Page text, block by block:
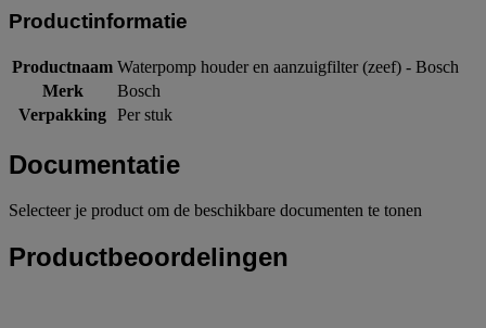
Productinformatie
Productnaam Waterpomp houder en aanzuigfilter (zeef) - Bosch
Merk
Bosch
Verpakking Per stuk
Documentatie
Selecteer je product om de beschikbare documenten te tonen
Productbeoordelingen